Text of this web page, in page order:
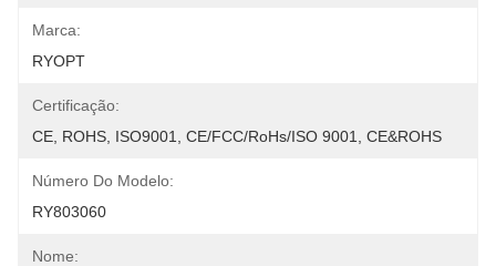
Marca:
RYOPT
Certificação:
CE, ROHS, ISO9001, CE/FCC/RoHs/ISO 9001, CE&ROHS
Número Do Modelo:
RY803060
Nome: